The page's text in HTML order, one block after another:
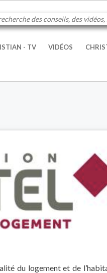
- TV VIDÉOS
du logement et de